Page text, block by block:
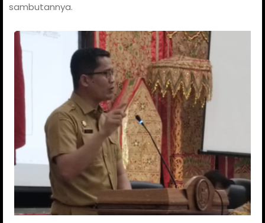
sambutannya.